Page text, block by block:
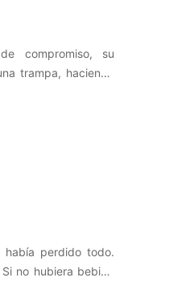
compromiso, su
trampa, haciendo
chico. No tenía
que Kian, alguien
perdido todo.
no hubiera bebido
la ceremonia de